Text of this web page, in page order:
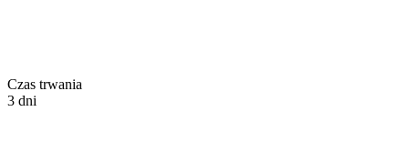
Czas trwania
3 dni